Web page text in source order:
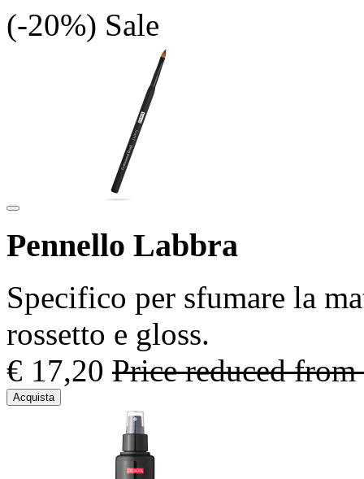
(-20%) Sale
Pennello Labbra
Specifico per sfumare la
rossetto e gloss.
€ 17,20 Price reduced from
Acquista